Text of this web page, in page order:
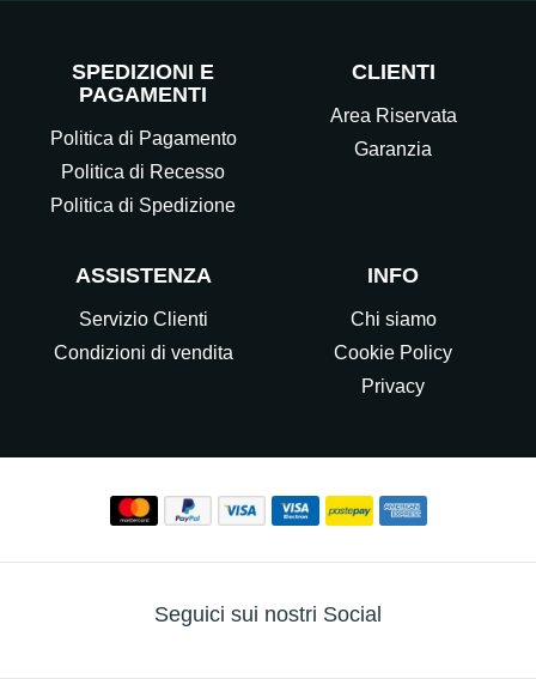
SPEDIZIONI E
PAGAMENTI
Politica di Pagamento
Politica di Recesso
Politica di Spedizione
CLIENTI
Area Riservata
Garanzia
ASSISTENZA
Servizio Clienti
Condizioni di vendita
INFO
Chi siamo
Cookie Policy
Privacy
Seguici sui nostri Social